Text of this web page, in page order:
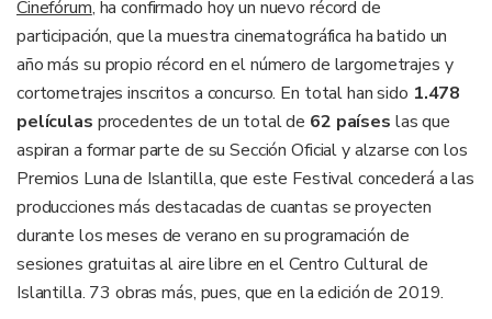
Cinefórum, ha confirmado hoy un nuevo récord de
participación, que la muestra cinematográfica ha batido un
año más su propio récord en el número de largometrajes y
cortometrajes inscritos a concurso. En total han sido 1.478
películas procedentes de un total de 62 países las que
aspiran a formar parte de su Sección Oficial y alzarse con los
Premios Luna de Islantilla, que este Festival concederá a las
producciones más destacadas de cuantas se proyecten
durante los meses de verano en su programación de
sesiones gratuitas al aire libre en el Centro Cultural de
Islantilla. 73 obras más, pues, que en la edición de 2019.